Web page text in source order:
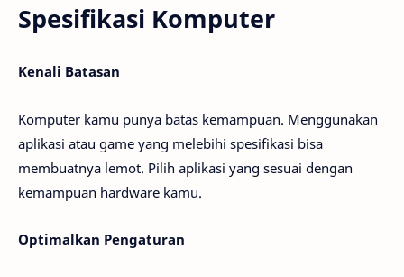
Spesifikasi Komputer
Kenali Batasan
Komputer kamu punya batas kemampuan. Menggunakan
aplikasi atau game yang melebihi spesifikasi bisa
membuatnya lemot. Pilih aplikasi yang sesuai dengan
kemampuan hardware kamu.
Optimalkan Pengaturan